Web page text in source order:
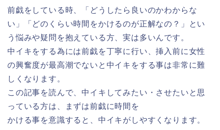
前戯をしている時、「どうしたら良いのかわからな
い」「どのくらい時間をかけるのが正解なの？」とい
う悩みや疑問を抱えている方、実は多いんです。
中イキをする為には前戯を丁寧に行い、挿入前に女性
の興奮度が最高潮でないと中イキをする事は非常に難
しくなります。
この記事を読んで、中イキしてみたい・させたいと思
っている方は、まずは前戯に時間を
かける事を意識すると、中イキがしやすくなります。